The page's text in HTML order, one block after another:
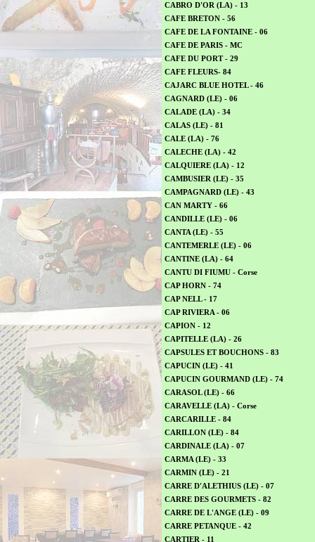
CABRO D'OR (LA) - 13
CAFE BRETON - 56
CAFE DE LA FONTAINE - 06
CAFE DE PARIS - MC
CAFE DU PORT - 29
CAFE FLEURS- 84
CAJARC BLUE HOTEL - 46
CAGNARD (LE) - 06
CALADE (LA) - 34
CALAS (LE) - 81
CALE (LA) - 76
CALECHE (LA) - 42
CALQUIERE (LA) - 12
CAMBUSIER (LE) - 35
CAMPAGNARD (LE) - 43
CAN MARTY - 66
CANDILLE (LE) - 06
CANTA (LE) - 55
CANTEMERLE (LE) - 06
CANTINE (LA) - 64
CANTU DI FIUMU - Corse
CAP HORN - 74
CAP NELL - 17
CAP RIVIERA - 06
CAPION - 12
CAPITELLE (LA) - 26
CAPSULES ET BOUCHONS - 83
CAPUCIN (LE) - 41
CAPUCIN GOURMAND (LE) - 74
CARASOL (LE) - 66
CARAVELLE (LA) - Corse
CARCARILLE - 84
CARILLON (LE) - 84
CARDINALE (LA) - 07
CARMA (LE) - 33
CARMIN (LE) - 21
CARRE D'ALETHIUS (LE) - 07
CARRE DES GOURMETS - 82
CARRE DE L'ANGE (LE) - 09
CARRE PETANQUE - 42
CARTIER - 11